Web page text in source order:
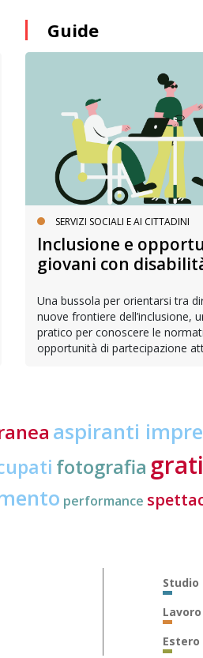
Guide
SERVIZI SOCIALI E AI CITTADINI
Inclusione e
giovani con
Una bussola per orientarsi tra
nuove frontiere dell’inclusione,
pratico per conoscere le
opportunità di partecipazione
aspiranti
fotografia
performance
Estero